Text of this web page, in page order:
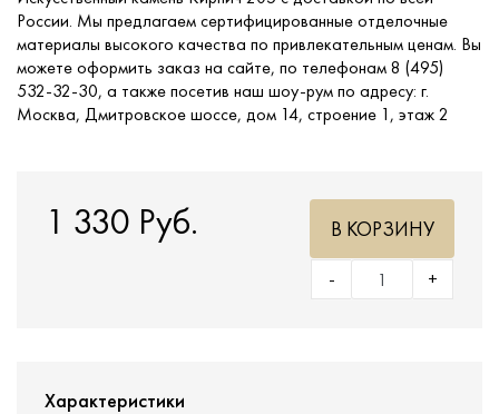
России. Мы предлагаем сертифицированные отделочные
материалы высокого качества по привлекательным ценам. Вы
можете оформить заказ на сайте, по телефонам 8 (495)
532-32-30, а также посетив наш шоу-рум по адресу: г.
Москва, Дмитровское шоссе, дом 14, строение 1, этаж 2
1 330 Руб.
+
-
В КОРЗИНУ
Характеристики